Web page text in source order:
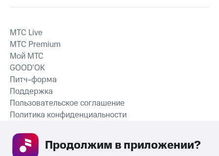
СКАЧАТЬ ПРИЛОЖЕНИЕ
MTС Live
MTС Premium
Мой МТС
GOOD’OK
Питч-форма
Поддержка
Пользовательское соглашение
Политика конфиденциальности